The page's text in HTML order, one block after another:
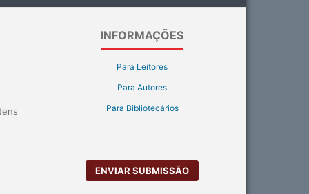
INFORMAÇÕES
Para Leitores
Para Autores
Para Bibliotecários
ENVIAR SUBMISSÃO